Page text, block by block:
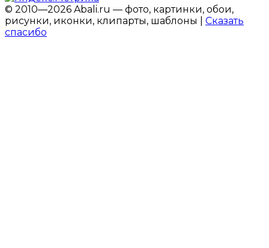
© 2010—2026 Abali.ru — фото, картинки, обои,
рисунки, иконки, клипарты, шаблоны | Сказать
спасибо